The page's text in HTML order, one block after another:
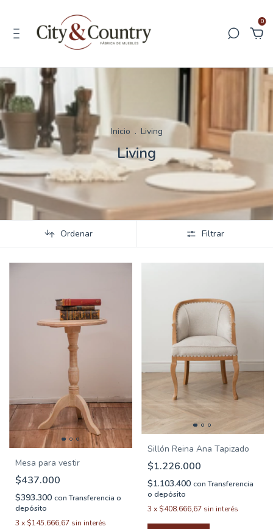
0
Inicio . Living
Living
Ordenar Filtrar
Mesa para vestir
$437.000
$393.300 con Transferencia o
depósito
3 x $145.666,67 sin interés
Sillón Reina Ana Tapizado
$1.226.000
$1.103.400 con Transferencia
o depósito
3 x $408.666,67 sin interés